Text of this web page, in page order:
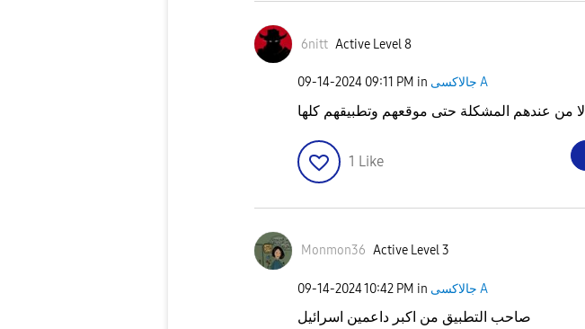
6nitt Active Level 8
‎09-14-2024 09:11 PM in جالاكسى A
لا من عندهم المشكلة حتى موقعهم وتطبيقهم كلها
1 Like
Monmon36 Active Level 3
‎09-14-202410:42 PM in جالاكسى A
صاحب التطبيق من اكبر داعمين اسرائيل